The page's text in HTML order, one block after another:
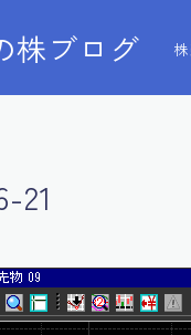
株ブログ
21